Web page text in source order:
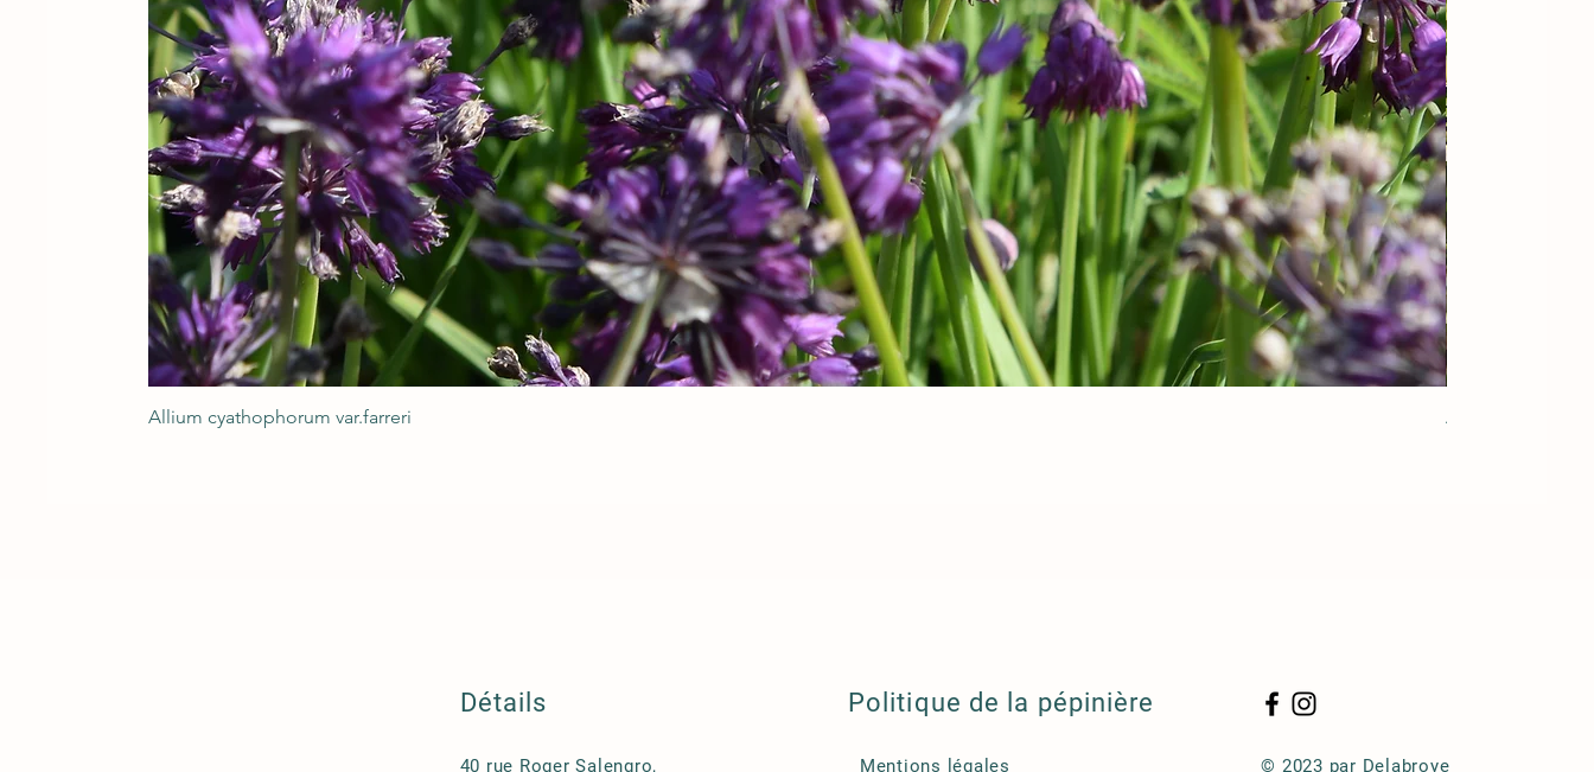
Allium cyathophorum var.farreri Acorus
Détails
40 rue Roger Salengro,
Politique de la pépinière
Mentions légales © 2023 par Delabroye